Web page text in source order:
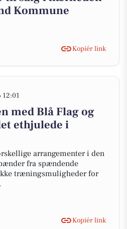
Kommune
Kopiér link
med Blå Flag og
ethjulede i
arrangementer i den
fra spændende
træningsmuligheder for
Kopiér link